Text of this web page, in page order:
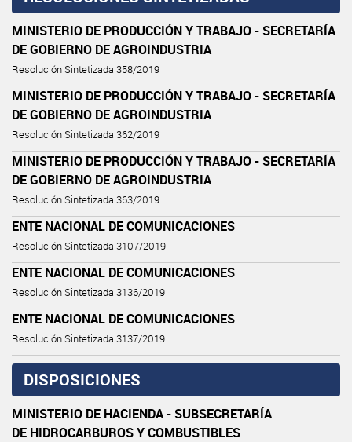
MINISTERIO DE PRODUCCIÓN Y TRABAJO - SECRETARÍA
DE GOBIERNO DE AGROINDUSTRIA
Resolución Sintetizada 358/2019
MINISTERIO DE PRODUCCIÓN Y TRABAJO - SECRETARÍA
DE GOBIERNO DE AGROINDUSTRIA
Resolución Sintetizada 362/2019
MINISTERIO DE PRODUCCIÓN Y TRABAJO - SECRETARÍA
DE GOBIERNO DE AGROINDUSTRIA
Resolución Sintetizada 363/2019
ENTE NACIONAL DE COMUNICACIONES
Resolución Sintetizada 3107/2019
ENTE NACIONAL DE COMUNICACIONES
Resolución Sintetizada 3136/2019
ENTE NACIONAL DE COMUNICACIONES
Resolución Sintetizada 3137/2019
DISPOSICIONES
MINISTERIO DE HACIENDA - SUBSECRETARÍA
DE HIDROCARBUROS Y COMBUSTIBLES